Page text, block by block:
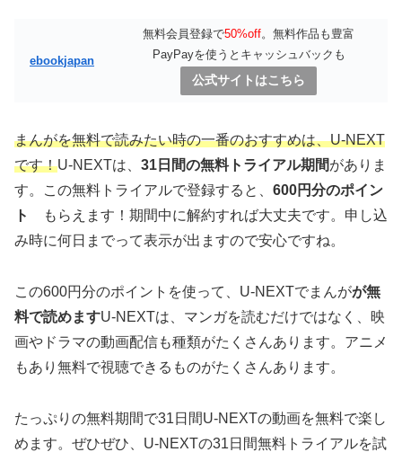
ebookjapan
無料会員登録で50%off。無料作品も豊富
PayPayを使うとキャッシュバックも
公式サイトはこちら
まんがを無料で読みたい時の一番のおすすめは、U-NEXT
です！U-NEXTは、 31日間の無料トライアル期間がありま
す。この無料トライアルで登録すると、 600円分のポイン
ト
もらえます！期間中に解約すれば大丈夫です。申し込
み時に何日までって表示が出ますので安心ですね。
この600円分のポイントを使って、U-NEXTでまんがが無
料で読めますU-NEXTは、マンガを読むだけではなく、映
画やドラマの動画配信も種類がたくさんあります。アニメ
もあり無料で視聴できるものがたくさんあります。
たっぷりの無料期間で31日間U-NEXTの動画を無料で楽し
めます。ぜひぜひ、U-NEXTの31日間無料トライアルを試